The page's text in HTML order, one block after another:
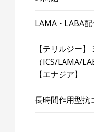
LAMA・LABA
【テリルジー】
（ICS/LAMA/
【エナジア】
長時間作用型抗